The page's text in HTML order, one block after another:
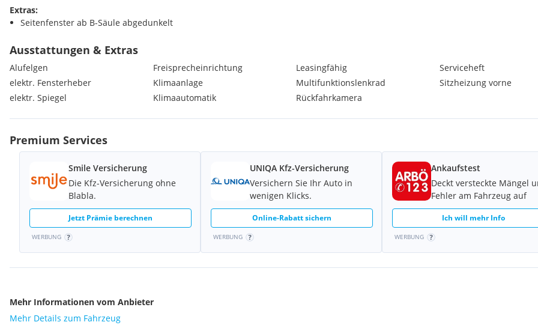
Extras:
Seitenfenster ab B-Säule abgedunkelt
Ausstattungen & Extras
Alufelgen
elektr. Fensterheber
elektr. Spiegel
Freisprecheinrichtung
Klimaanlage
Klimaautomatik
Leasingfähig
Multifunktionslenkrad
Rückfahrkamera
Serviceheft
Sitzheizung vorne
Premium Services
Smile Versicherung
Die Kfz-Versicherung ohne
Blabla.
Jetzt Prämie berechnen
WERBUNG
UNIQA Kfz-Versicherung
Versichern Sie Ihr Auto in
wenigen Klicks.
Online-Rabatt sichern
WERBUNG
Ankaufstest
Deckt versteckte Mängel
Fehler am Fahrzeug auf
Ich will mehr Info
WERBUNG
Mehr Informationen vom Anbieter
Mehr Details zum Fahrzeug